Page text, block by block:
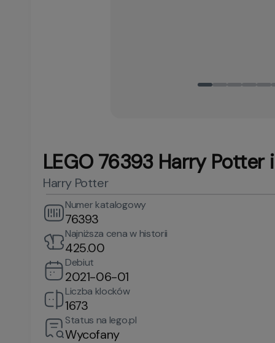
LEGO 76393 Harry Potter
Harry Potter
Numer katalogowy
76393
Najniższa cena w historii
425.00
Debiut
2021-06-01
Liczba klocków
1673
Status na lego.pl
Wycofany